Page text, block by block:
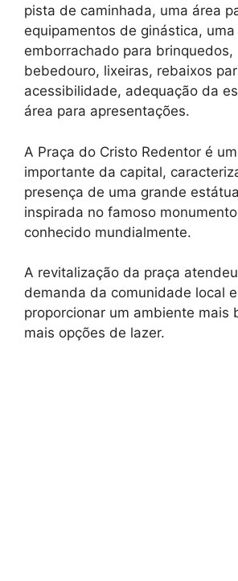
pista de caminhada, uma área
equipamentos de ginástica,
emborrachado para brinquedos,
bebedouro, lixeiras, rebaixos
acessibilidade, adequação da
área para apresentações.
A Praça do Cristo Redentor é
importante da capital,
presença de uma grande
inspirada no famoso
conhecido mundialmente.
A revitalização da praça
demanda da comunidade local
proporcionar um ambiente mais
mais opções de lazer.